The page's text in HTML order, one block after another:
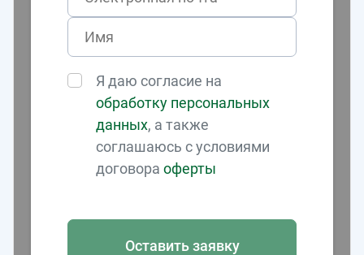
Я даю согласие на
обработку персональных
данных, а также
соглашаюсь с условиями
договораоферты
Оставить заявку